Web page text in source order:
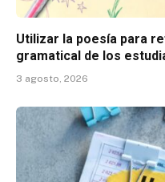
Utilizar la poesía para
gramatical de los
3 agosto, 2026